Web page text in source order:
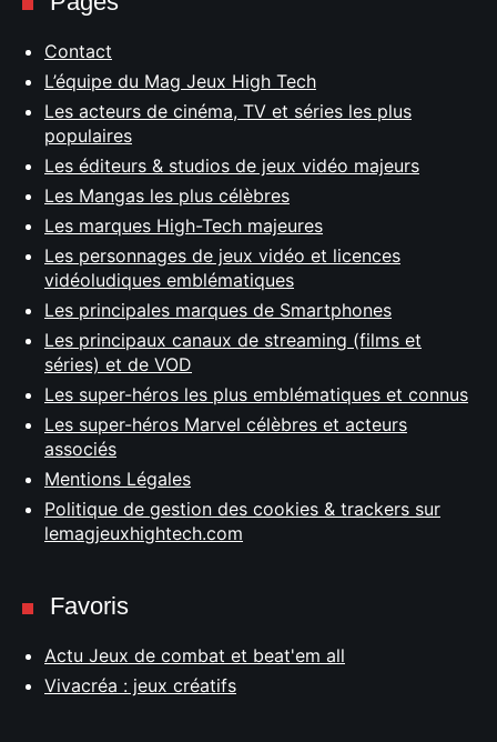
Contact
L’équipe du Mag Jeux High Tech
Les acteurs de cinéma, TV et séries les plus
populaires
Les éditeurs & studios de jeux vidéo majeurs
Les Mangas les plus célèbres
Les marques High-Tech majeures
Les personnages de jeux vidéo et licences
vidéoludiques emblématiques
Les principales marques de Smartphones
Les principaux canaux de streaming (films et
séries) et de VOD
Les super-héros les plus emblématiques et connus
Les super-héros Marvel célèbres et acteurs
associés
Mentions Légales
Politique de gestion des cookies & trackers sur
lemagjeuxhightech.com
Favoris
Actu Jeux de combat et beat'em all
Vivacréa : jeux créatifs